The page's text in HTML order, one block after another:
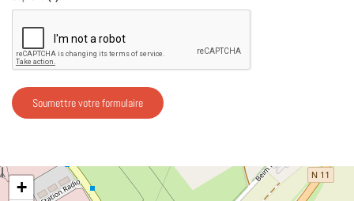
Soumettre votre formulaire
+